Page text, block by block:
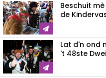
Beschuit
de
Lat d'n ond
't 48ste